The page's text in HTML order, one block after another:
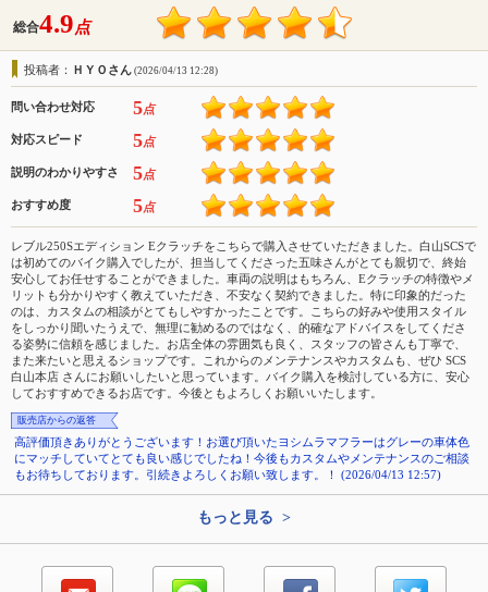
総合4.9点
投稿者： ＨＹＯさん (2026/04/13 12:28)
問い合わせ対応 5点
対応スピード 5点
説明のわかりやすさ 5点
おすすめ度 5点
レブル250Sエディション Eクラッチをこちらで購入させていただきました。白山SCSで
は初めてのバイク購入でしたが、担当してくださった五味さんがとても親切で、終始
安心してお任せすることができました。車両の説明はもちろん、Eクラッチの特徴やメ
リットも分かりやすく教えていただき、不安なく契約できました。特に印象的だった
のは、カスタムの相談がとてもしやすかったことです。こちらの好みや使用スタイル
をしっかり聞いたうえで、無理に勧めるのではなく、的確なアドバイスをしてくださ
る姿勢に信頼を感じました。お店全体の雰囲気も良く、スタッフの皆さんも丁寧で、
また来たいと思えるショップです。これからのメンテナンスやカスタムも、ぜひ SCS
白山本店 さんにお願いしたいと思っています。バイク購入を検討している方に、安心
しておすすめできるお店です。今後ともよろしくお願いいたします。
販売店からの返答
高評価頂きありがとうございます！お選び頂いたヨシムラマフラーはグレーの車体色
にマッチしていてとても良い感じでしたね！今後もカスタムやメンテナンスのご相談
もお待ちしております。引続きよろしくお願い致します。！ (2026/04/13 12:57)
もっと見る >